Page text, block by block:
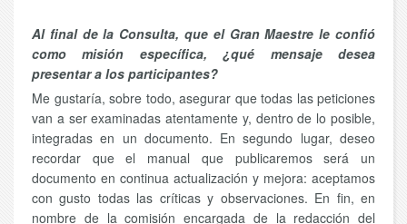
Al final de la Consulta, que el Gran Maestre le confió
como misión específica, ¿qué mensaje desea
presentar a los participantes?
Me gustaría, sobre todo, asegurar que todas las peticiones
van a ser examinadas atentamente y, dentro de lo posible,
integradas en un documento. En segundo lugar, deseo
recordar que el manual que publicaremos será un
documento en continua actualización y mejora: aceptamos
con gusto todas las críticas y observaciones. En fin, en
nombre de la comisión encargada de la redacción del